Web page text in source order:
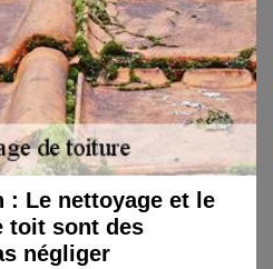
: Le nettoyage et le
toit sont des
négliger